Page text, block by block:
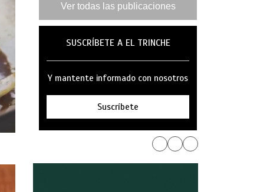
Ver todas las publicaciones
SUSCRÍBETE A EL TRINCHE
Y mantente informado con nosotros
Suscríbete